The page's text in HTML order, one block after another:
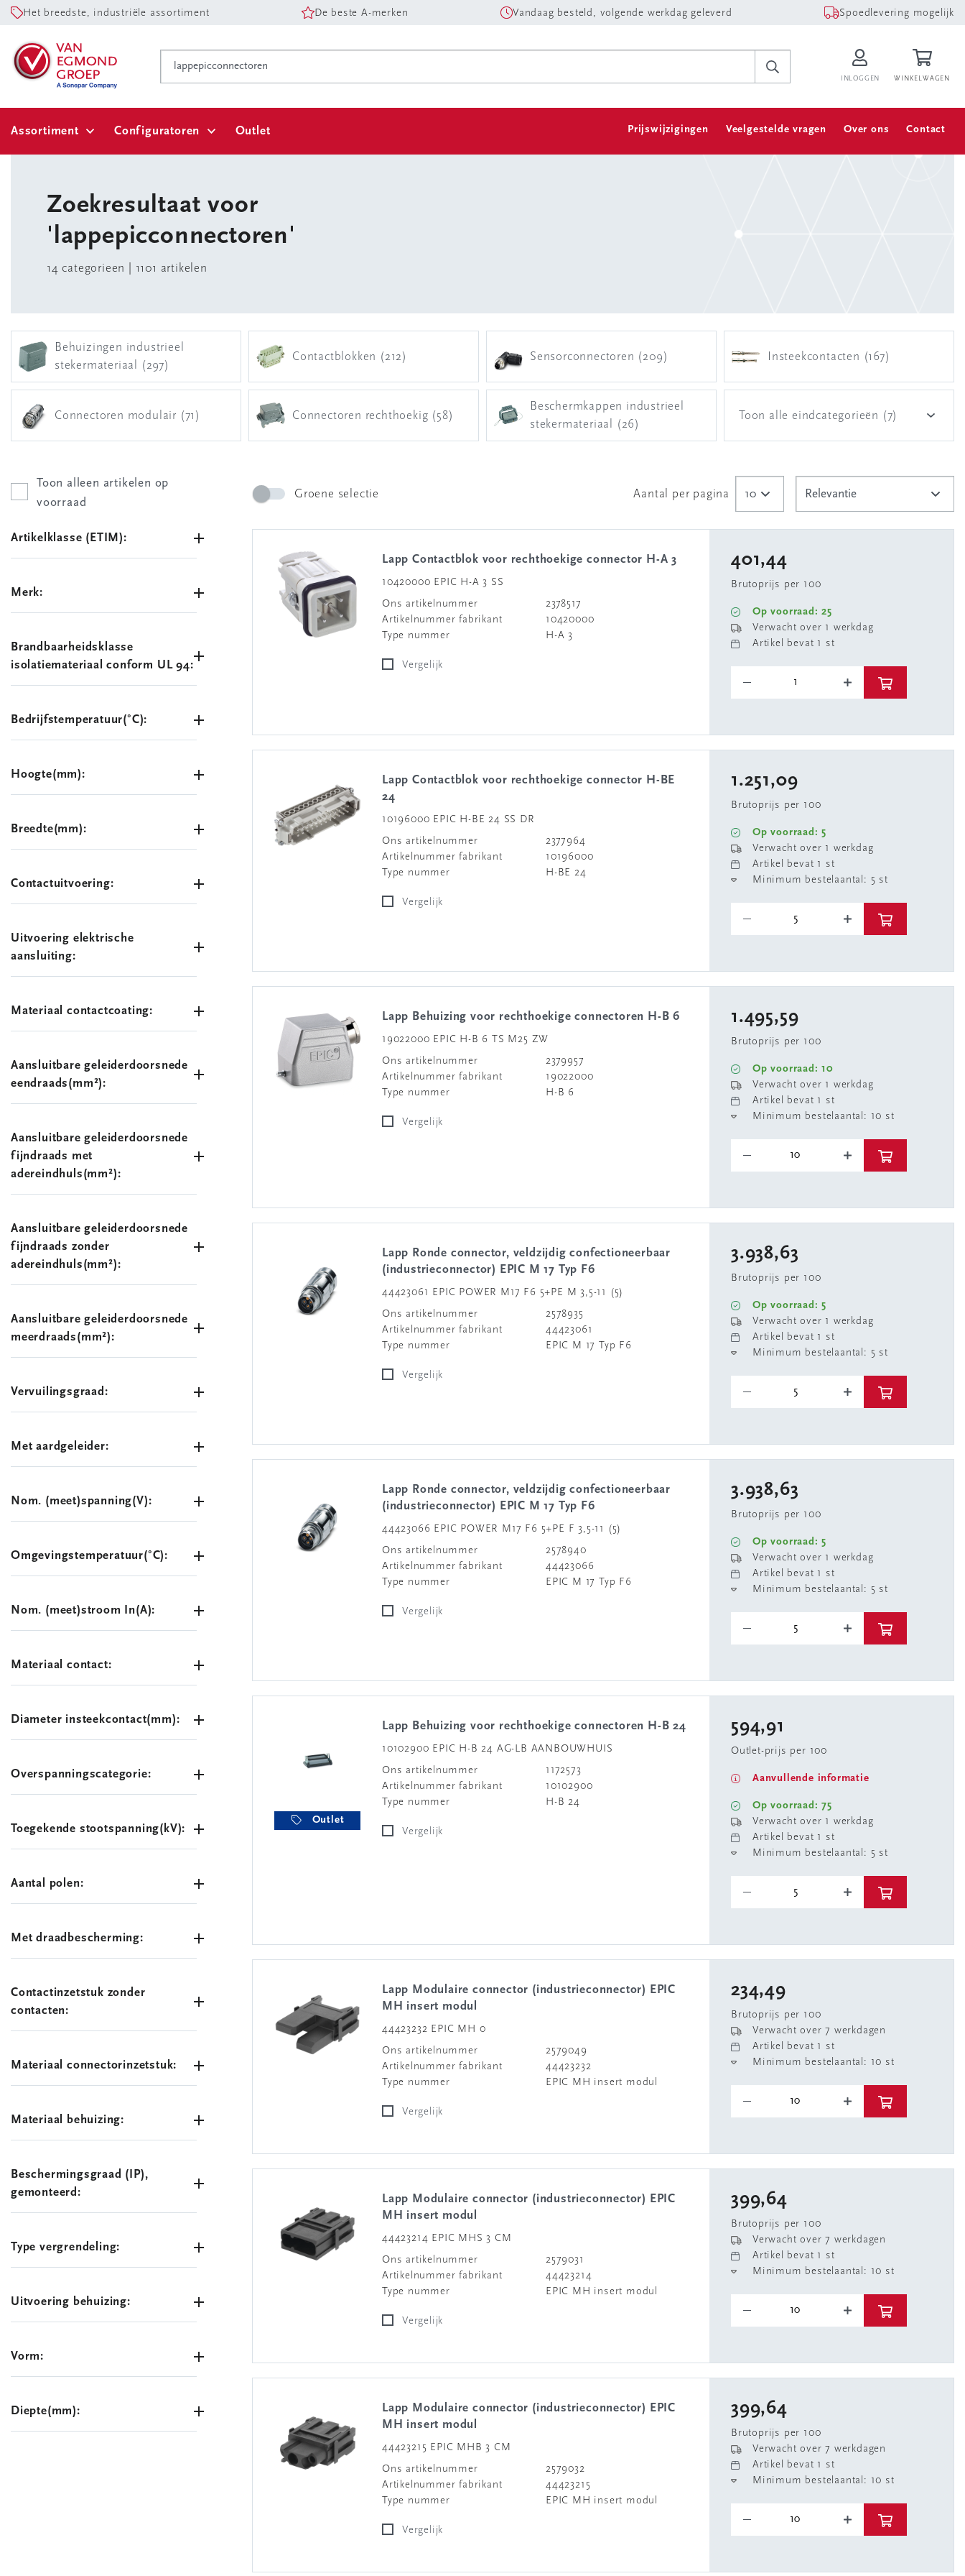
Het breedste, industriële assortiment De beste A-merken Vandaag besteld, volgende werkdag geleverd Spoedlevering mogelijk
INLOGGEN WINKELWAGEN
Assortiment Configuratoren Outlet Prijswijzigingen Veelgestelde vragen Over ons Contact
Zoekresultaat voor
'lappepicconnectoren'
14 categorieen | 1101 artikelen
Behuizingen industrieel
stekermateriaal (297)
Contactblokken (212) Sensorconnectoren (209) Insteekcontacten (167)
Connectoren modulair (71) Connectoren rechthoekig (58)
Beschermkappen industrieel
stekermateriaal (26)
Toon alle eindcategorieën (7)
Toon alleen artikelen op
voorraad
Artikelklasse (ETIM):
Merk:
Brandbaarheidsklasse
isolatiemateriaal conform UL 94:
Bedrijfstemperatuur(°C):
Hoogte(mm):
Breedte(mm):
Contactuitvoering:
Uitvoering elektrische
aansluiting:
Materiaal contactcoating:
Aansluitbare geleiderdoorsnede
eendraads(mm²):
Aansluitbare geleiderdoorsnede
fijndraads met
adereindhuls(mm²):
Aansluitbare geleiderdoorsnede
fijndraads zonder
adereindhuls(mm²):
Aansluitbare geleiderdoorsnede
meerdraads(mm²):
Vervuilingsgraad:
Met aardgeleider:
Nom. (meet)spanning(V):
Omgevingstemperatuur(°C):
Nom. (meet)stroom In(A):
Materiaal contact:
Diameter insteekcontact(mm):
Overspanningscategorie:
Toegekende stootspanning(kV):
Aantal polen:
Met draadbescherming:
Contactinzetstuk zonder
contacten:
Materiaal connectorinzetstuk:
Materiaal behuizing:
Beschermingsgraad (IP),
gemonteerd:
Type vergrendeling:
Uitvoering behuizing:
Vorm:
Diepte(mm):
Groene selectie Aantal per pagina
Lapp Contactblok voor rechthoekige connector H-A 3
10420000 EPIC H-A 3 SS
Ons artikelnummer
2378517
Artikelnummer fabrikant
10420000
Type nummer
H-A 3
Vergelijk
401,44
Brutoprijs per 100
Op voorraad: 25
Verwacht over 1 werkdag
Artikel bevat 1 st
Lapp Contactblok voor rechthoekige connector H-BE
24
10196000 EPIC H-BE 24 SS DR
Ons artikelnummer
2377964
Artikelnummer fabrikant
10196000
Type nummer
H-BE 24
Vergelijk
1.251,09
Brutoprijs per 100
Op voorraad: 5
Verwacht over 1 werkdag
Artikel bevat 1 st
Minimum bestelaantal: 5 st
Lapp Behuizing voor rechthoekige connectoren H-B 6
19022000 EPIC H-B 6 TS M25 ZW
Ons artikelnummer
2379957
Artikelnummer fabrikant
19022000
Type nummer
H-B 6
Vergelijk
1.495,59
Brutoprijs per 100
Op voorraad: 10
Verwacht over 1 werkdag
Artikel bevat 1 st
Minimum bestelaantal: 10 st
Lapp Ronde connector, veldzijdig confectioneerbaar
(industrieconnector) EPIC M 17 Typ F6
44423061 EPIC POWER M17 F6 5+PE M 3,5-11 (5)
Ons artikelnummer
2578935
Artikelnummer fabrikant
44423061
Type nummer
EPIC M 17 Typ F6
Vergelijk
3.938,63
Brutoprijs per 100
Op voorraad: 5
Verwacht over 1 werkdag
Artikel bevat 1 st
Minimum bestelaantal: 5 st
Lapp Ronde connector, veldzijdig confectioneerbaar
(industrieconnector) EPIC M 17 Typ F6
44423066 EPIC POWER M17 F6 5+PE F 3,5-11 (5)
Ons artikelnummer
2578940
Artikelnummer fabrikant
44423066
Type nummer
EPIC M 17 Typ F6
Vergelijk
3.938,63
Brutoprijs per 100
Op voorraad: 5
Verwacht over 1 werkdag
Artikel bevat 1 st
Minimum bestelaantal: 5 st
Outlet
Lapp Behuizing voor rechthoekige connectoren H-B 24
10102900 EPIC H-B 24 AG-LB AANBOUWHUIS
Ons artikelnummer
1172573
Artikelnummer fabrikant
10102900
Type nummer
H-B 24
Vergelijk
594,91
Outlet-prijs per 100
Aanvullende informatie
Op voorraad: 75
Verwacht over 1 werkdag
Artikel bevat 1 st
Minimum bestelaantal: 5 st
Lapp Modulaire connector (industrieconnector) EPIC
MH insert modul
44423232 EPIC MH 0
Ons artikelnummer
2579049
Artikelnummer fabrikant
44423232
Type nummer
EPIC MH insert modul
Vergelijk
234,49
Brutoprijs per 100
Verwacht over 7 werkdagen
Artikel bevat 1 st
Minimum bestelaantal: 10 st
Lapp Modulaire connector (industrieconnector) EPIC
MH insert modul
44423214 EPIC MHS 3 CM
Ons artikelnummer
2579031
Artikelnummer fabrikant
44423214
Type nummer
EPIC MH insert modul
Vergelijk
399,64
Brutoprijs per 100
Verwacht over 7 werkdagen
Artikel bevat 1 st
Minimum bestelaantal: 10 st
Lapp Modulaire connector (industrieconnector) EPIC
MH insert modul
44423215 EPIC MHB 3 CM
Ons artikelnummer
2579032
Artikelnummer fabrikant
44423215
Type nummer
EPIC MH insert modul
Vergelijk
399,64
Brutoprijs per 100
Verwacht over 7 werkdagen
Artikel bevat 1 st
Minimum bestelaantal: 10 st